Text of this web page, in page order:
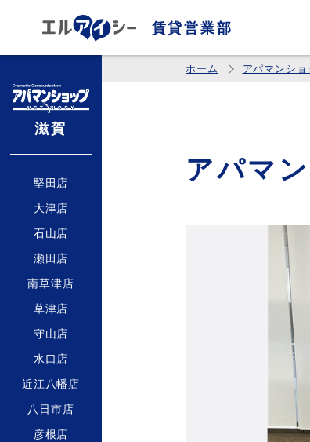
賃貸営業部
滋賀
堅田店
大津店
石山店
瀬田店
南草津店
草津店
守山店
水口店
近江八幡店
八日市店
彦根店
ホーム アパマンシ
アパマ